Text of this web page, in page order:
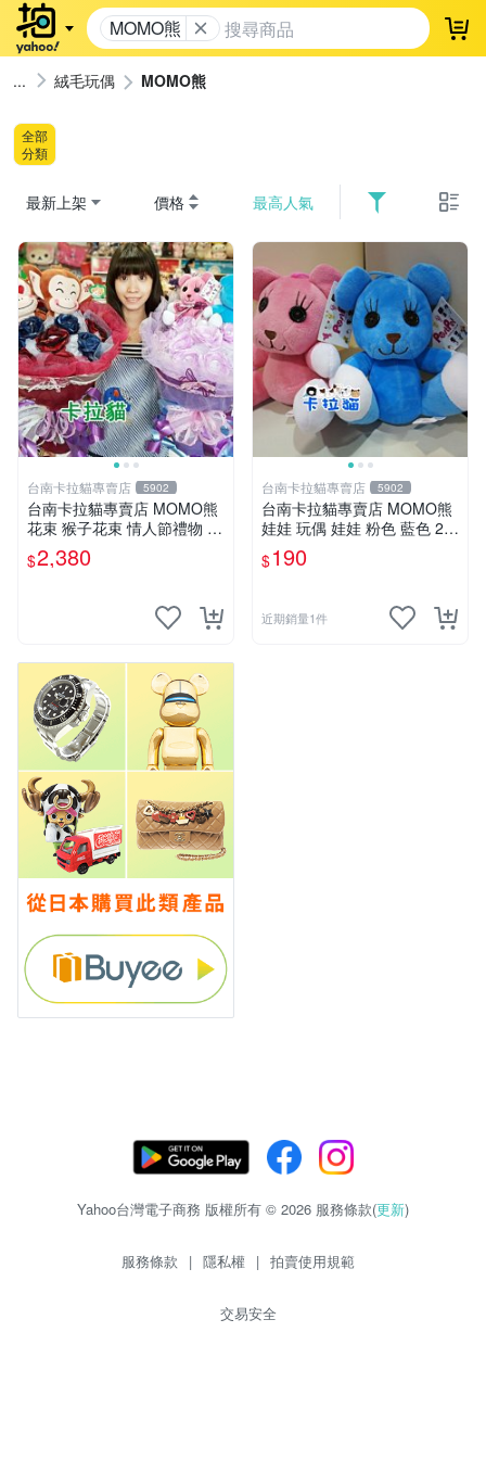
MOMO熊 登
絨毛玩偶 MOMO熊
全部
分類
最新上架 價格 最高人氣
台南卡拉貓專賣店 5902
台南卡拉貓專賣店 MOMO熊
花束 猴子花束 情人節禮物 二
選一 可繡字 可今天寄明天到
$2,380
台南卡拉貓專賣店 5902
台南卡拉貓專賣店 MOMO熊
娃娃 玩偶 娃娃 粉色 藍色 2色
分售
$190
近期銷量1件
Yahoo台灣電子商務 版權所有 © 2026 服務條款(更新)
服務條款 | 隱私權 | 拍賣使用規範
交易安全